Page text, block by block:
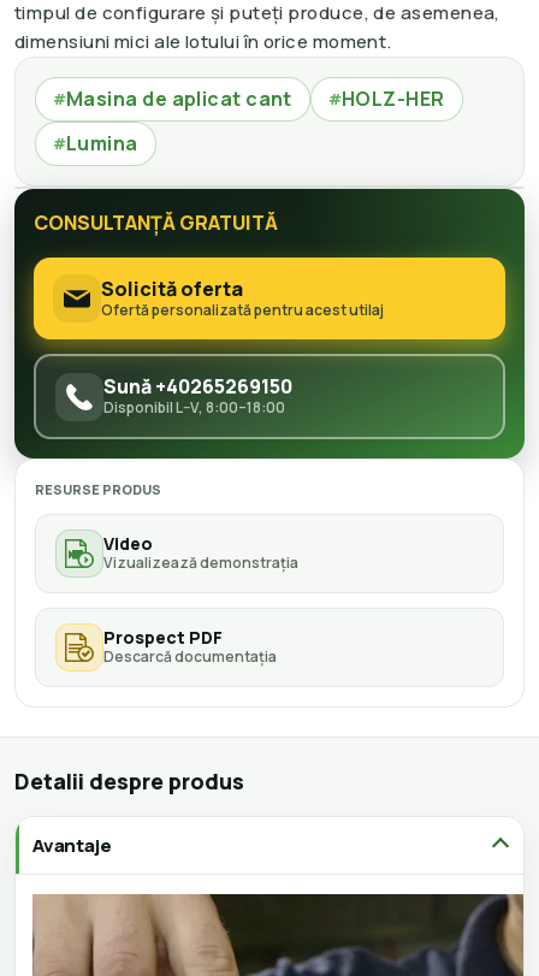
timpul de configurare și puteți produce, de asemenea,
dimensiuni mici ale lotului în orice moment.
#Masina de aplicat cant #HOLZ-HER
#Lumina
CONSULTANȚĂ GRATUITĂ
Solicită oferta
Ofertă personalizată pentru acest utilaj
Sună +40265269150
Disponibil L–V, 8:00–18:00
RESURSE PRODUS
Video
Vizualizează demonstrația
Prospect PDF
Descarcă documentația
Detalii despre produs
Avantaje